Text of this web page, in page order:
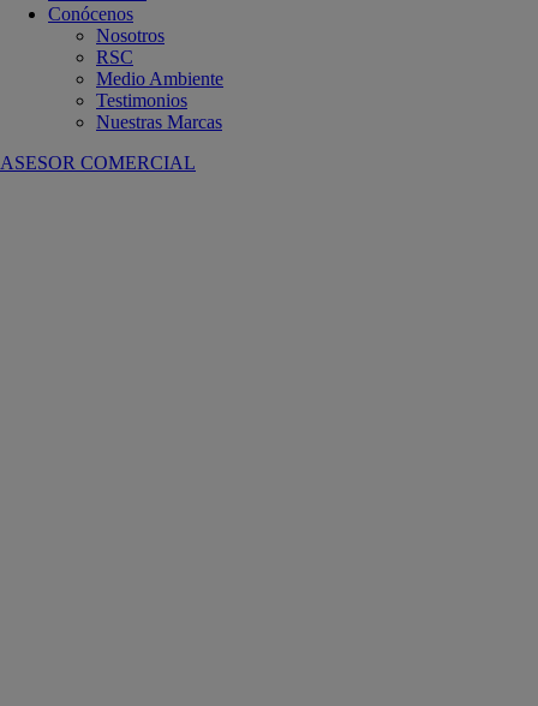
Conócenos
Nosotros
RSC
Medio Ambiente
Testimonios
Nuestras Marcas
ASESOR COMERCIAL